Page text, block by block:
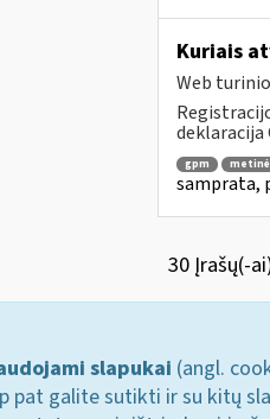
Kuriais
Web
deklaracija
gpm
samprata,
30 Įrašų(-
slapukai (angl.
pat galite sutikti ir su kitų